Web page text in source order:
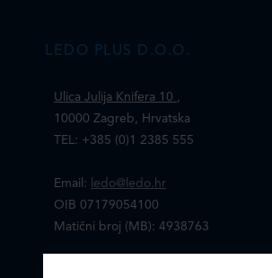
LEDO PLUS D.O.O.
Ulica Julija Knifera 10 ,
10000 Zagreb, Hrvatska
TEL: +385 (0)1 2385 555
Email:
ledo@ledo.hr
OIB 07179054100
Matični broj (MB): 4938763